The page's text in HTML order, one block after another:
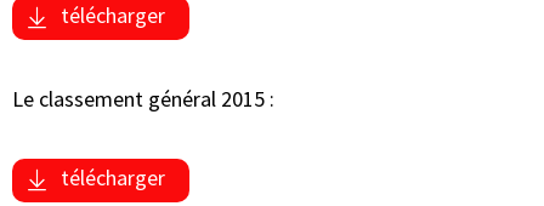
télécharger
Le classement général 2015 :
télécharger